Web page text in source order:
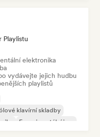
Playlistu
elektronika
vydávejte jejich hudbu
playlistů
klavírní skladby
Experimentální jazz